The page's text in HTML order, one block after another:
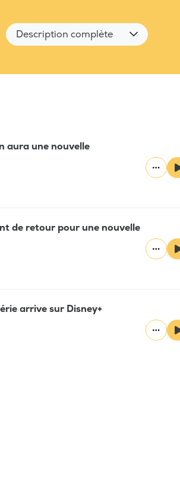
Description complète
aura une nouvelle
de retour pour une nouvelle
arrive sur Disney+